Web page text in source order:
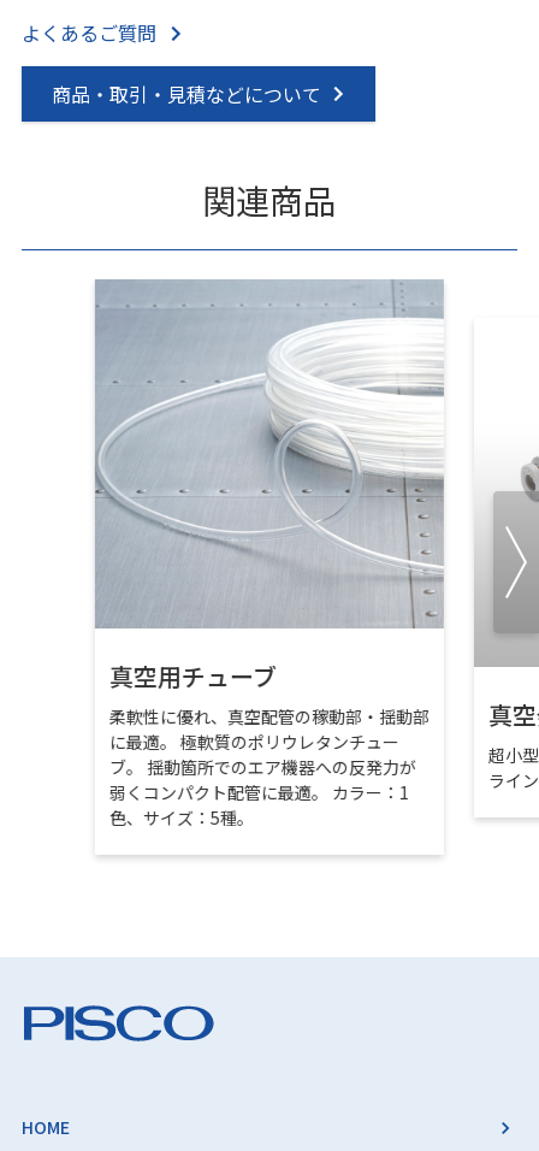
よくあるご質問
商品・取引・見積などについて
関連商品
真空用チューブ
柔軟性に優れ、真空配管の稼動部・揺動部
に最適。 極軟質のポリウレタンチュー
ブ。 揺動箇所でのエア機器への反発力が
弱くコンパクト配管に最適。 カラー：1
色、サイズ：5種。
真
超小
ライ
HOME